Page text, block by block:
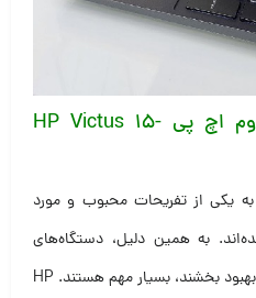
معرفی لپ تاپ دست دوم اچ پی HP Victus 15-
یکی از تفریحات محبوب و مورد
به همین دلیل، دستگاه‌های
قدرتمندی که بتوانند این تجربه را بهبود بخشند، بسیار مهم هستند. HP